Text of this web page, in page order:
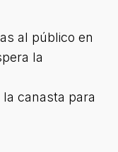
al público en
la
canasta para